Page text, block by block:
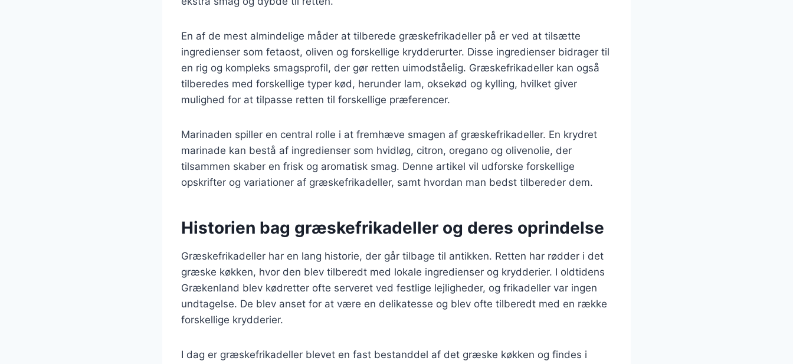
En af de mest almindelige måder at tilberede græskefrikadeller på er ved at tilsætte
ingredienser som fetaost, oliven og forskellige krydderurter. Disse ingredienser bidrager til
en rig og kompleks smagsprofil, der gør retten uimodståelig. Græskefrikadeller kan også
tilberedes med forskellige typer kød, herunder lam, oksekød og kylling, hvilket giver
mulighed for at tilpasse retten til forskellige præferencer.
Marinaden spiller en central rolle i at fremhæve smagen af græskefrikadeller. En krydret
marinade kan bestå af ingredienser som hvidløg, citron, oregano og olivenolie, der
tilsammen skaber en frisk og aromatisk smag. Denne artikel vil udforske forskellige
opskrifter og variationer af græskefrikadeller, samt hvordan man bedst tilbereder dem.
Historien bag græskefrikadeller og deres oprindelse
Græskefrikadeller har en lang historie, der går tilbage til antikken. Retten har rødder i det
græske køkken, hvor den blev tilberedt med lokale ingredienser og krydderier. I oldtidens
Grækenland blev kødretter ofte serveret ved festlige lejligheder, og frikadeller var ingen
undtagelse. De blev anset for at være en delikatesse og blev ofte tilberedt med en række
forskellige krydderier.
I dag er græskefrikadeller blevet en fast bestanddel af det græske køkken og findes i